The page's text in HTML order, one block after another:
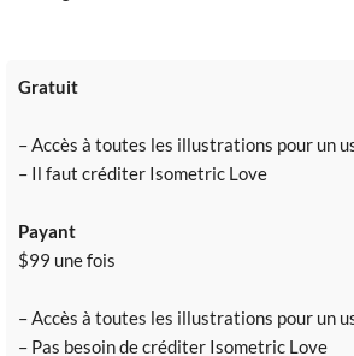
Gratuit
– Accès à toutes les illustrations pour un
– Il faut créditer Isometric Love
Payant
$99 une fois
– Accès à toutes les illustrations pour un
– Pas besoin de créditer Isometric Love